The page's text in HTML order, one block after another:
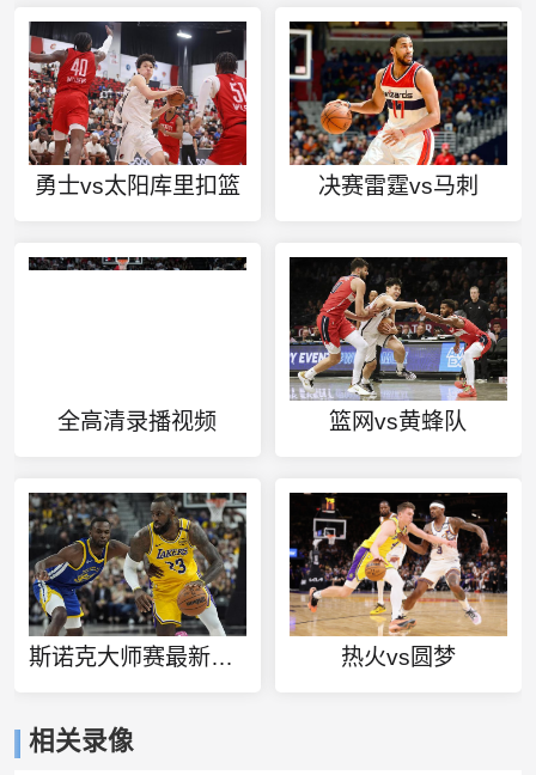
勇士vs太阳库里扣篮 决赛雷霆vs马刺
全高清录播视频 篮网vs黄蜂队
斯诺克大师赛最新消息 热火vs圆梦
相关录像